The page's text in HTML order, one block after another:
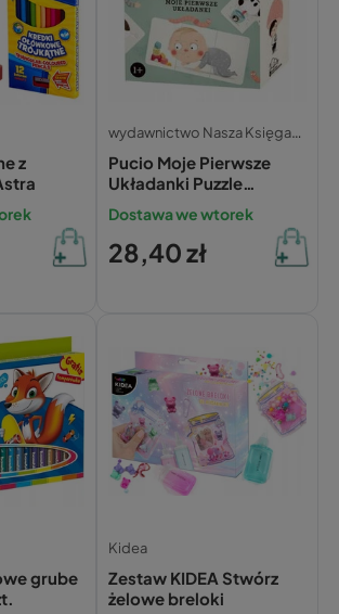
z
wydawnictwo Nasza Księgarnia
Pucio Moje Pierwsze
Układanki Puzzle
Percepcja Wzrokowa 1+
Nasza Księgarnia
Dostawa we wtorek
28,40 zł
grube
Kidea
Zestaw KIDEA Stwórz
żelowe breloki